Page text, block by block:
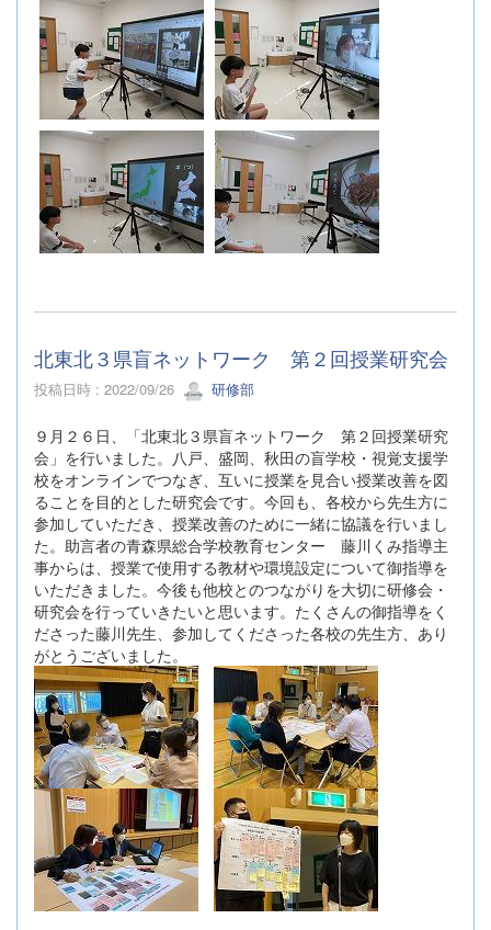
北東北３県盲ネットワーク 第２回授業研究会
投稿日時 : 2022/09/26 研修部
９月２６日、「北東北３県盲ネットワーク 第２回授業研究
会」を行いました。八戸、盛岡、秋田の盲学校・視覚支援学
校をオンラインでつなぎ、互いに授業を見合い授業改善を図
ることを目的とした研究会です。今回も、各校から先生方に
参加していただき、授業改善のために一緒に協議を行いまし
た。助言者の青森県総合学校教育センター 藤川くみ指導主
事からは、授業で使用する教材や環境設定について御指導を
いただきました。今後も他校とのつながりを大切に研修会・
研究会を行っていきたいと思います。たくさんの御指導をく
ださった藤川先生、参加してくださった各校の先生方、あり
がとうございました。